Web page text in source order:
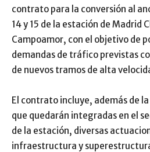
contrato para la conversión al
14 y 15 de la estación de Madrid
Campoamor, con el objetivo de
demandas de tráfico previstas
de nuevos tramos de alta
El contrato incluye, además de
que quedarán integradas en el
de la estación, diversas
infraestructura y